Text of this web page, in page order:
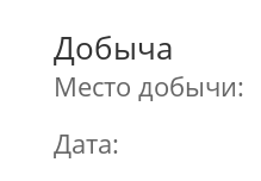
Добыча
Место добычи:
Дата: